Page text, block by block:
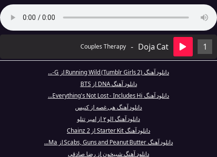
1
Doja Cat
-
Couples Therapy
دانلود آهنگ Running Wild (Tumblr Girls 2) از G-...
دانلود آهنگ DNA از BTS
دانلود آهنگ Everything's Not Lost - Includes Hi...
دانلود آهنگ هی غصه از کنیس
دانلود آهنگ الو ۲ از امیر تتلو
دانلود آهنگ Starter Kit از 2 Chainz
دانلود آهنگ Scabs, Guns and Peanut Butter از Ma...
دانلود آهنگ شبیخون از رضا صادقی